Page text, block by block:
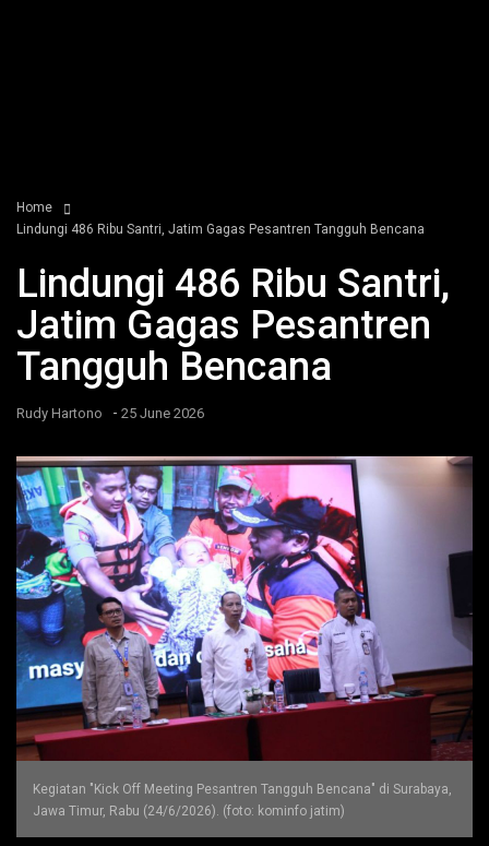
Home
Lindungi 486 Ribu Santri, Jatim Gagas Pesantren Tangguh Bencana
Lindungi 486 Ribu Santri,
Jatim Gagas Pesantren
Tangguh Bencana
Rudy Hartono - 25 June 2026
Kegiatan "Kick Off Meeting Pesantren Tangguh Bencana" di Surabaya,
Jawa Timur, Rabu (24/6/2026). (foto: kominfo jatim)